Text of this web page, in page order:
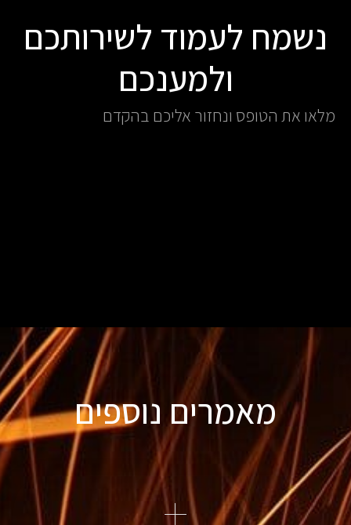
נשמח לעמוד לשירותכם
ולמענכם
מלאו את הטופס ונחזור אליכם בהקדם
מאמרים נוספים